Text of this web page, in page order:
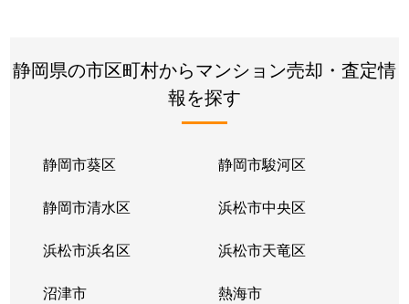
静岡県の市区町村からマンション売却・査定情
報を探す
静岡市葵区 静岡市駿河区
静岡市清水区 浜松市中央区
浜松市浜名区 浜松市天竜区
沼津市 熱海市